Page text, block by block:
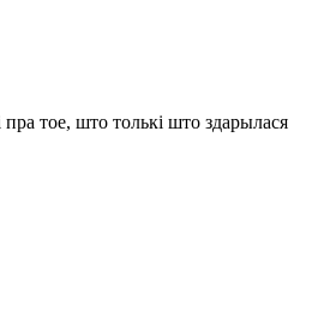
тое, што толькі што здарылася